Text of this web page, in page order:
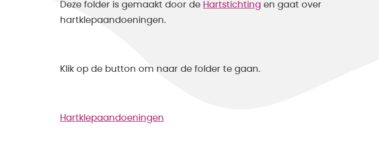
Deze folder is gemaakt door de Hartstichting en gaat over
hartklepaandoeningen.
Klik op de button om naar de folder te gaan.
Hartklepaandoeningen